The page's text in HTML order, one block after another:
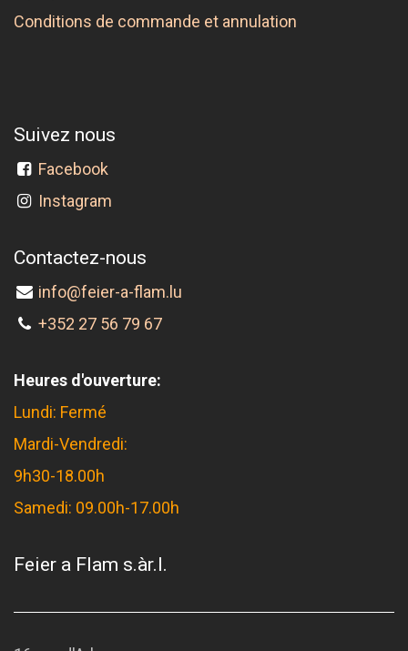
Conditions de commande et annulation
Suivez nous
Facebook
Instagram
Contactez-nous
info@feier-a-flam.lu
+352 27 56 79 67
Heures d'ouverture:
Lundi: Fermé
Mardi-Vendredi:
9h30-18.00h
Samedi: 09.00h-17.00h
Feier a Flam s.àr.l.